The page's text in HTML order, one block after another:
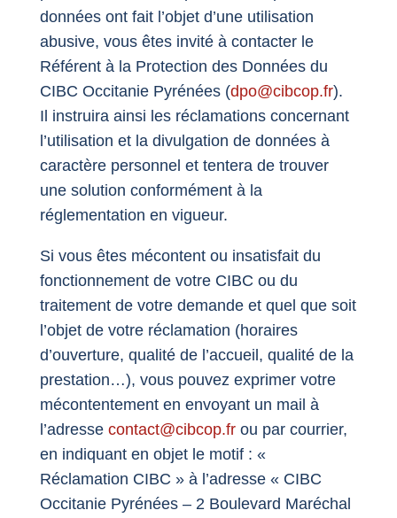
données ont fait l’objet d’une utilisation
abusive, vous êtes invité à contacter le
Référent à la Protection des Données du
CIBC Occitanie Pyrénées (dpo@cibcop.fr).
Il instruira ainsi les réclamations concernant
l’utilisation et la divulgation de données à
caractère personnel et tentera de trouver
une solution conformément à la
réglementation en vigueur.
Si vous êtes mécontent ou insatisfait du
fonctionnement de votre CIBC ou du
traitement de votre demande et quel que soit
l’objet de votre réclamation (horaires
d’ouverture, qualité de l’accueil, qualité de la
prestation…), vous pouvez exprimer votre
mécontentement en envoyant un mail à
l’adresse contact@cibcop.frou par courrier,
en indiquant en objet le motif : «
Réclamation CIBC » à l’adresse « CIBC
Occitanie Pyrénées – 2 Boulevard Maréchal